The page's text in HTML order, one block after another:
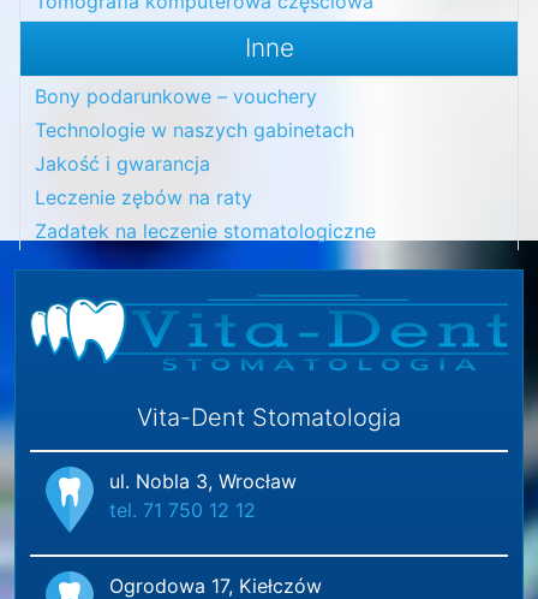
Inne
Bony podarunkowe – vouchery
Technologie w naszych gabinetach
Jakość i gwarancja
Leczenie zębów na raty
Zadatek na leczenie stomatologiczne
Vita-Dent Stomatologia
ul. Nobla 3, Wrocław
tel. 71 750 12 12
Ogrodowa 17, Kiełczów